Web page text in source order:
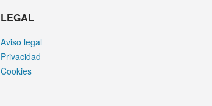
LEGAL
Aviso legal
Privacidad
Cookies